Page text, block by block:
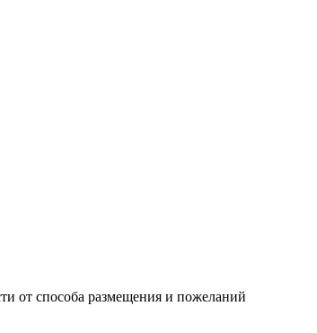
от способа размещения и пожеланий